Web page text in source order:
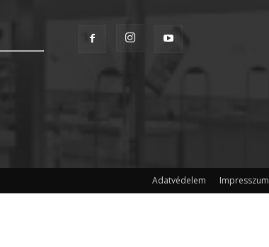
Adatvédelem Impresszum